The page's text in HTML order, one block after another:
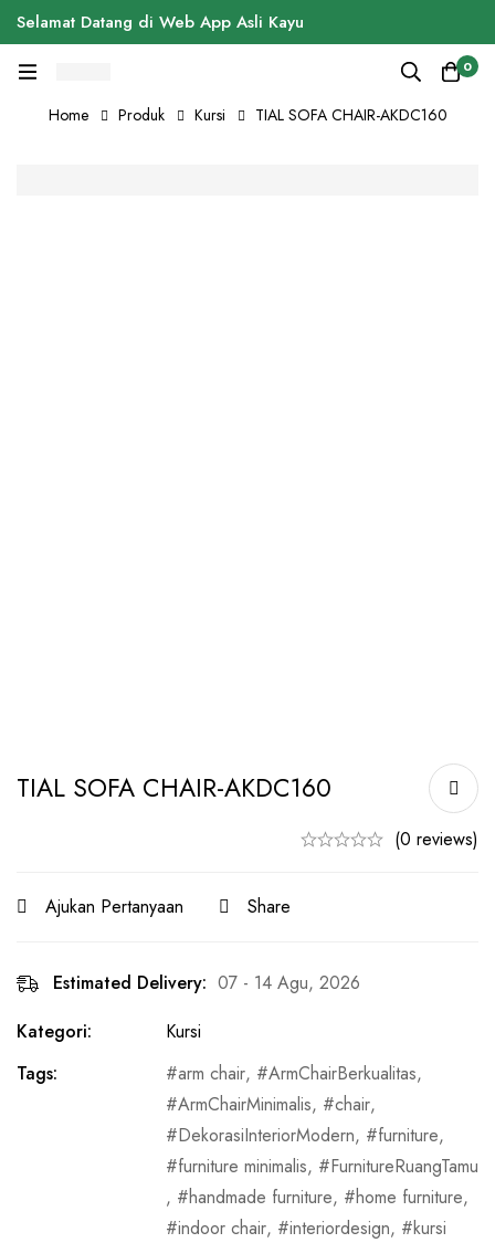
Selamat Datang di Web App Asli Kayu
0
Home Produk Kursi TIAL SOFA CHAIR-AKDC160
TIAL SOFA CHAIR-AKDC160
(0 reviews)
Ajukan Pertanyaan Share
Estimated Delivery: 07 - 14 Agu, 2026
Kategori:
Kursi
Tags:
arm chair, ArmChairBerkualitas,
ArmChairMinimalis, chair,
DekorasiInteriorModern, furniture,
furniture minimalis,
FurnitureRuangTamu
,
handmade furniture, home furniture,
indoor chair, interiordesign,
kursi